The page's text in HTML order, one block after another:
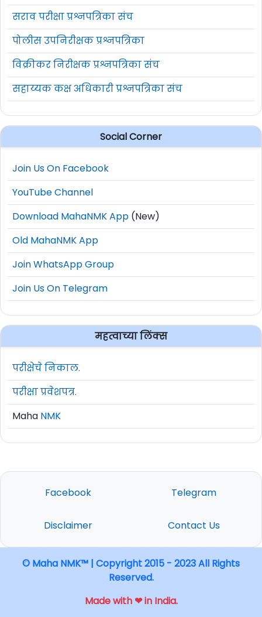
सराव परीक्षा प्रश्नपत्रिका संच
पोलीस उपनिरीक्षक प्रश्नपत्रिका
विक्रीकर निरीक्षक प्रश्नपत्रिका संच
सहाय्यक कक्ष अधिकारी प्रश्नपत्रिका संच
Social Corner
Join Us On Facebook
YouTube Channel
Download MahaNMK App (New)
Old MahaNMK App
Join WhatsApp Group
Join Us On Telegram
महत्वाच्या लिंक्स
परीक्षेचे निकाल.
परीक्षा प्रवेशपत्र.
Maha NMK
Facebook Telegram
Disclaimer Contact Us
© Maha NMK™ | Copyright 2015 - 2023 All Rights
Reserved.
Made with ❤ in India.